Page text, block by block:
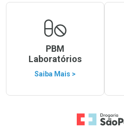
PBM
Laboratórios
Saiba Mais >
Ir para a Home